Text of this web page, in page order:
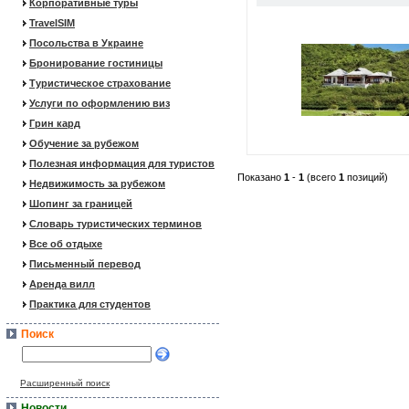
Корпоративные туры
TravelSIM
Посольства в Украине
Бронирование гостиницы
Туристическое страхование
Услуги по оформлению виз
Грин кард
Обучение за рубежом
Полезная информация для туристов
Недвижимость за рубежом
Шопинг за границей
Словарь туристических терминов
Все об отдыхе
Письменный перевод
Аренда вилл
Практика для студентов
Поиск
Расширенный поиск
Показано 1 - 1 (всего 1 позиций)